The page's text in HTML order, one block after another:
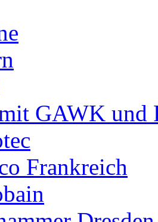
GAWK und
Frankreich